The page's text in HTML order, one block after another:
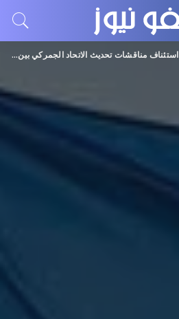
استئناف مناقشات تحديث الاتحاد الجمركي بين تركيا وأوروبا